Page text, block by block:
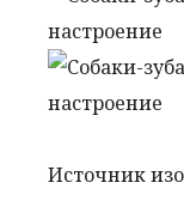
Источник